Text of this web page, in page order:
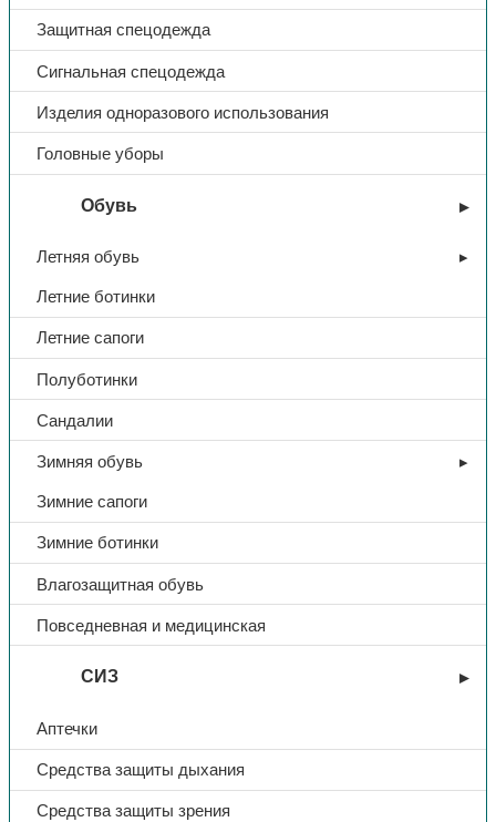
Защитная спецодежда
Сигнальная спецодежда
Изделия одноразового использования
Головные уборы
Обувь
Летняя обувь
Летние ботинки
Летние сапоги
Полуботинки
Сандалии
Зимняя обувь
Зимние сапоги
Зимние ботинки
Влагозащитная обувь
Повседневная и медицинская
СИЗ
Аптечки
Средства защиты дыхания
Средства защиты зрения